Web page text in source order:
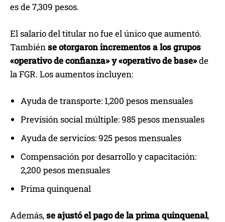
es de 7,309 pesos.
El salario del titular no fue el único que aumentó.
Tambiénse otorgaron incrementos a los grupos
«operativo de confianza» y «operativo de base»de
la FGR. Los aumentos incluyen:
Ayuda de transporte: 1,200 pesos mensuales
Previsión social múltiple: 985 pesos mensuales
Ayuda de servicios: 925 pesos mensuales
Compensación por desarrollo y capacitación:
2,200 pesos mensuales
Prima quinquenal
Además,se ajustó el pago de la prima quinquenal,